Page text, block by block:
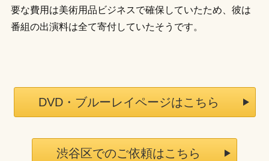
要な費用は美術用品ビジネスで確保していたため、彼は
番組の出演料は全て寄付していたそうです。
DVD・ブルーレイページはこちら
渋谷区でのご依頼はこちら